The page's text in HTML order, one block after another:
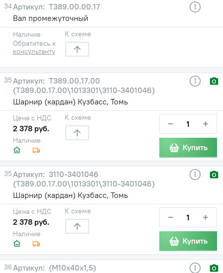
34
Т389.00.00.17
Вал промежуточный
Наличие
Обратитесь к
консультанту
К схеме
35
Т389.00.17.00
(Т389.00.17.00\1013301\3110-3401046)
Шарнир (кардан) Кузбасс, Томь
Наличие
Цена с НДС
2 378 руб.
К схеме − +
Купить
35
3110-3401046
(Т389.00.17.00\1013301\3110-3401046)
Шарнир (кардан) Кузбасс, Томь
Наличие
Цена с НДС
2 378 руб.
К схеме − +
Купить
36
(М10х40х1,5)